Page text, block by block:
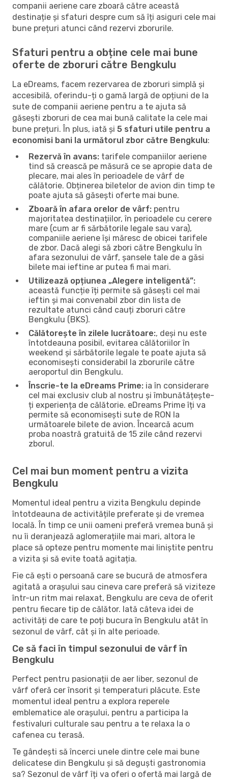
companii aeriene care zboară către această
destinație și sfaturi despre cum să îți asiguri cele mai
bune prețuri atunci când rezervi zborurile.
Sfaturi pentru a obține cele mai bune
oferte de zboruri către Bengkulu
La eDreams, facem rezervarea de zboruri simplă și
accesibilă, oferindu-ți o gamă largă de opțiuni de la
sute de companii aeriene pentru a te ajuta să
găsești zboruri de cea mai bună calitate la cele mai
bune prețuri. În plus, iată și 5 sfaturi utile pentru a
economisi bani la următorul zbor către Bengkulu:
Rezervă în avans: tarifele companiilor aeriene
tind să crească pe măsură ce se apropie data de
plecare, mai ales în perioadele de vârf de
călătorie. Obținerea biletelor de avion din timp te
poate ajuta să găsești oferte mai bune.
Zboară în afara orelor de vârf: pentru
majoritatea destinațiilor, în perioadele cu cerere
mare (cum ar fi sărbătorile legale sau vara),
companiile aeriene își măresc de obicei tarifele
de zbor. Dacă alegi să zbori către Bengkulu în
afara sezonului de vârf, șansele tale de a găsi
bilete mai ieftine ar putea fi mai mari.
Utilizează opțiunea „Alegere inteligentă”:
această funcție îți permite să găsești cel mai
ieftin și mai convenabil zbor din lista de
rezultate atunci când cauți zboruri către
Bengkulu (BKS).
Călătorește în zilele lucrătoare:, deși nu este
întotdeauna posibil, evitarea călătoriilor în
weekend și sărbătorile legale te poate ajuta să
economisești considerabil la zborurile către
aeroportul din Bengkulu.
Înscrie-te la eDreams Prime: ia în considerare
cel mai exclusiv club al nostru și îmbunătățește-
ți experiența de călătorie. eDreams Prime îți va
permite să economisești sute de RON la
următoarele bilete de avion. Încearcă acum
proba noastră gratuită de 15 zile când rezervi
zborul.
Cel mai bun moment pentru a vizita
Bengkulu
Momentul ideal pentru a vizita Bengkulu depinde
întotdeauna de activitățile preferate și de vremea
locală. În timp ce unii oameni preferă vremea bună și
nu îi deranjează aglomerațiile mai mari, altora le
place să opteze pentru momente mai liniștite pentru
a vizita și să evite toată agitația.
Fie că ești o persoană care se bucură de atmosfera
agitată a orașului sau cineva care preferă să viziteze
într-un ritm mai relaxat, Bengkulu are ceva de oferit
pentru fiecare tip de călător. Iată câteva idei de
activități de care te poți bucura în Bengkulu atât în ​​
sezonul de vârf, cât și în alte perioade.
Ce să faci în timpul sezonului de vârf în
Bengkulu
Perfect pentru pasionații de aer liber, sezonul de
vârf oferă cer însorit și temperaturi plăcute. Este
momentul ideal pentru a explora reperele
emblematice ale orașului, pentru a participa la
festivaluri culturale sau pentru a te relaxa la o
cafenea cu terasă.
Te gândești să încerci unele dintre cele mai bune
delicatese din Bengkulu și să deguști gastronomia
sa? Sezonul de vârf îți va oferi o ofertă mai largă de